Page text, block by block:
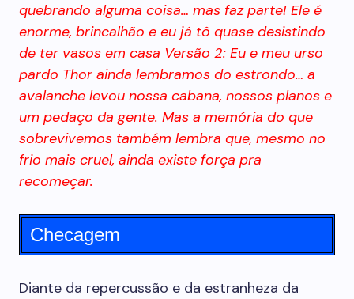
quebrando alguma coisa… mas faz parte! Ele é
enorme, brincalhão e eu já tô quase desistindo
de ter vasos em casa Versão 2: Eu e meu urso
pardo Thor ainda lembramos do estrondo… a
avalanche levou nossa cabana, nossos planos e
um pedaço da gente. Mas a memória do que
sobrevivemos também lembra que, mesmo no
frio mais cruel, ainda existe força pra
recomeçar.
Checagem
Diante da repercussão e da estranheza da